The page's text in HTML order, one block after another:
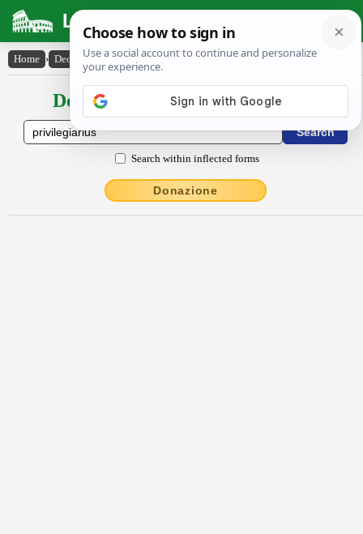
Latin Dictionary
Home › Declensions / Conjugations › prīvĭlēgĭārĭus
Declensions / Conjugations latin
Search within inflected forms
Donazione